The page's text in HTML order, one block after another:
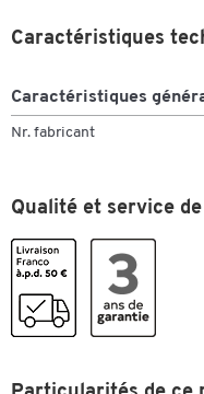
Caractéristiques
Caractéristiques
Nr. fabricant
Qualité et service